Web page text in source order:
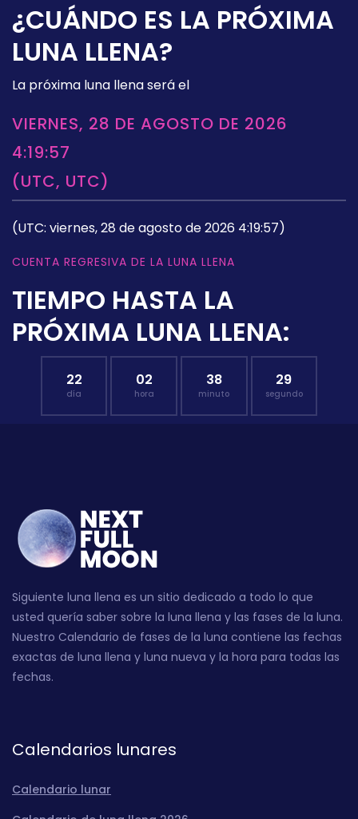
¿CUÁNDO ES LA PRÓXIMA
LUNA LLENA?
La próxima luna llena será el
VIERNES, 28 DE AGOSTO DE 2026
4:19:57
(UTC, UTC)
(UTC: viernes, 28 de agosto de 2026 4:19:57)
CUENTA REGRESIVA DE LA LUNA LLENA
TIEMPO HASTA LA
PRÓXIMA LUNA LLENA:
22
día
02
hora
38
minuto
28
segundo
Siguiente luna llena es un sitio dedicado a todo lo que
usted quería saber sobre la luna llena y las fases de la luna.
Nuestro Calendario de fases de la luna contiene las fechas
exactas de luna llena y luna nueva y la hora para todas las
fechas.
Calendarios lunares
Calendario lunar